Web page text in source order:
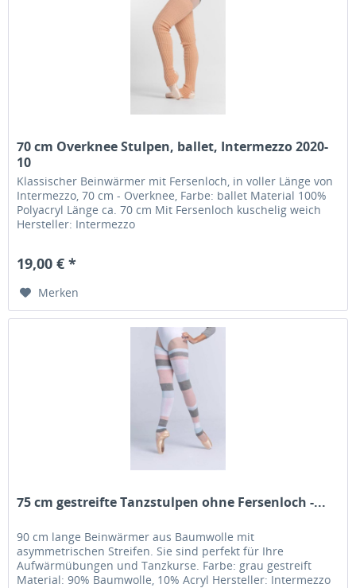
70 cm Overknee Stulpen, ballet, Intermezzo 2020-
10
Klassischer Beinwärmer mit Fersenloch, in voller Länge von
Intermezzo, 70 cm - Overknee, Farbe: ballet Material 100%
Polyacryl Länge ca. 70 cm Mit Fersenloch kuschelig weich
Hersteller: Intermezzo
19,00 € *
Merken
75 cm gestreifte Tanzstulpen ohne Fersenloch -...
90 cm lange Beinwärmer aus Baumwolle mit
asymmetrischen Streifen. Sie sind perfekt für Ihre
Aufwärmübungen und Tanzkurse. Farbe: grau gestreift
Material: 90% Baumwolle, 10% Acryl Hersteller: Intermezzo